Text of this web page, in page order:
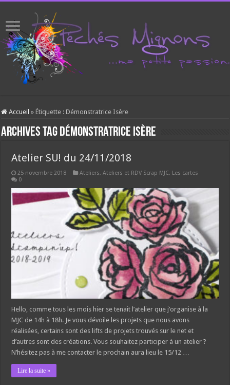
Accueil » Étiquette :Démonstratrice Isère
Archives tagDémonstratrice Isère
Atelier SU! du 24/11/2018
25 novembre 2018 Ateliers,Ateliers et RDV Scrap MJC, Les cartes
0
Hello, comme tous les mois hier se tenait l’atelier que j’organise à la
MJC de 14h à 18h. Je vous dévoile les projets que nous avons
réalisées, certains sont des lifts de projets trouvés sur le net et
d’autres sont des créations. Vous souhaitez participer à un atelier ?
N’hésitez pas à me contacter le prochain aura lieu le 15/12 …
Lire la suite »